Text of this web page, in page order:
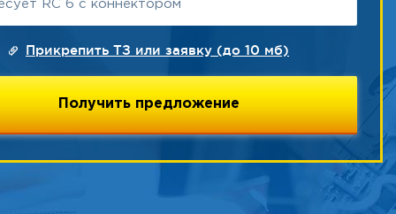
Прикрепить ТЗ или заявку (до 10 мб)